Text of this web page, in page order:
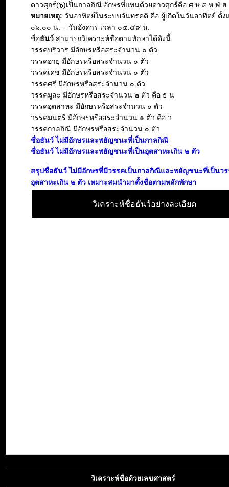
ดาวศุกร์(๖)เป็นกาลกิณี อักษรที่แทนด้วยดาวศุกร์คือ ศ ษ ส ห ฬ ฮ
หมายเหตุ: วันอาทิตย์ในระบบจันทรคติ คือ ผู้เกิดในวันอาทิตย์ ตั้ง
๐๖.๐๐ น. – วันอังคาร เวลา ๐๕.๕๙ น.
ชื่อธันว์ สามารถวิเคราะห์ชื่อตามทักษาได้ดังนี้
วรรคบริวาร มีอักษรหรือสระจำนวน ๐ ตัว
วรรคอายุ มีอักษรหรือสระจำนวน ๐ ตัว
วรรคเดช มีอักษรหรือสระจำนวน ๐ ตัว
วรรคศรี มีอักษรหรือสระจำนวน ๐ ตัว
วรรคมูละ มีอักษรหรือสระจำนวน ๒ ตัว คือ ธ น
วรรคอุตสาหะ มีอักษรหรือสระจำนวน ๐ ตัว
วรรคมนตรี มีอักษรหรือสระจำนวน ๑ ตัว คือ ว
วรรคกาลกิณี มีอักษรหรือสระจำนวน ๐ ตัว
ชื่อธันว์ ไม่มีอักษรและพยัญชนะที่เป็นกาลกิณี
ชื่อธันว์ ไม่มีอักษรและพยัญชนะที่เป็นอุตสาหะเกิน ๒ ตัว
สรุปชื่อธันว์ ไม่มีอักษรที่มีวรรคเป็นกาลกิณีและพยัญชนะที่เป็นว
อุตสาหะเกิน ๒ ตัว เหมาะสมนำมาตั้งชื่อตามหลักทักษา
วิเคราะห์ชื่อธันว์อย่างละเอียด
วิเคราะห์ชื่อด้วยเลขศาสตร์